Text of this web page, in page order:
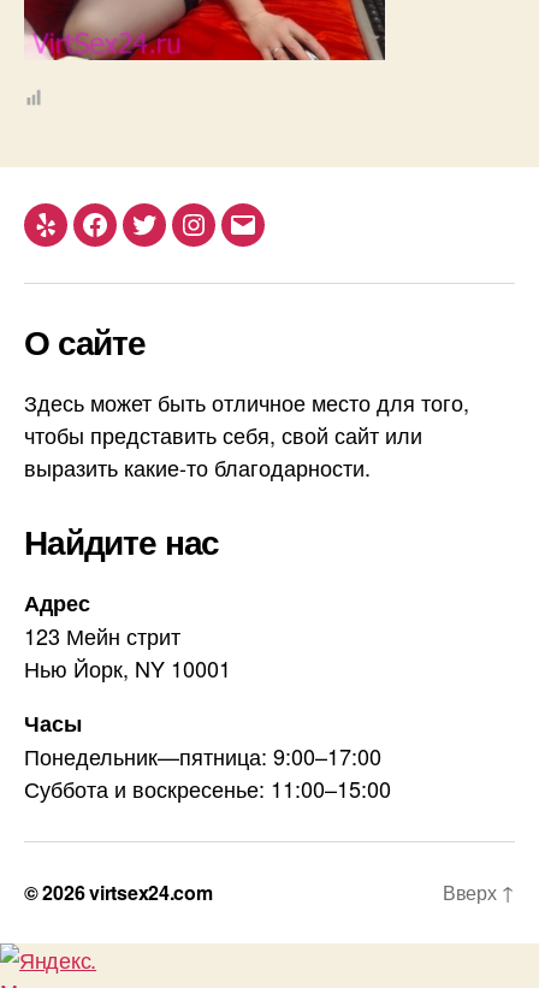
Yelp Facebook
TwitterInstagram
Email
О сайте
Здесь может быть отличное место для того,
чтобы представить себя, свой сайт или
выразить какие-то благодарности.
Найдите нас
Адрес
123 Мейн стрит
Нью Йорк, NY 10001
Часы
Понедельник—пятница: 9:00–17:00
Суббота и воскресенье: 11:00–15:00
© 2026virtsex24.com Вверх ↑